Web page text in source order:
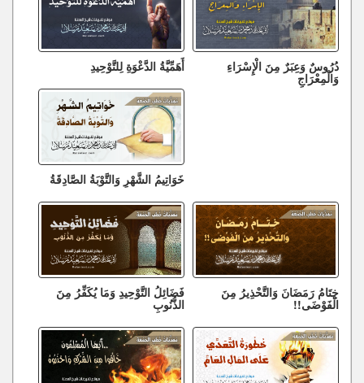
دُرُوسٌ وَعِبَرٌ مِنَ الْإِسْرَاءِ
وَالْمِعْرَاجِ
أَهَمِّيَّةُ الدَّعْوَةِ لِلتَّوْحِيدِ
خَوَاتِيمُ الشَّهْرِ وَالتَّوْبَةُ الصَّادِقَةُ
خِتَامُ رَمَضَانَ وَالتَّحْذِيرُ مِنَ
الْفَوْضَى!!
فَضَائِلُ التَّوْحِيدِ وَمَا يُكَفِّرُ مِنَ
الذُّنُوبِ